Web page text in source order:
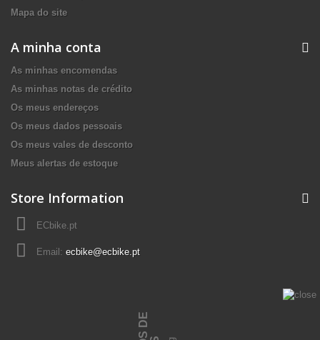
Mapa do site
A minha conta
As minhas encomendas
As minhas notas de crédito
Os meus endereços
Os meus dados pessoais
Os meus vales de desconto
Meus alertas de estoque
Store Information
ECbike.pt
Email: ecbike@ecbike.pt